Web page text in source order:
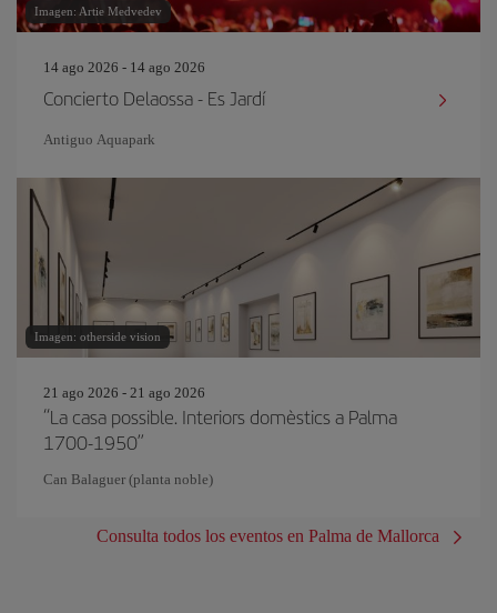
Imagen: Artie Medvedev
14 ago 2026 - 14 ago 2026
Concierto Delaossa - Es Jardí
Antiguo Aquapark
Imagen: otherside vision
21 ago 2026 - 21 ago 2026
“La casa possible. Interiors domèstics a Palma
1700-1950”
Can Balaguer (planta noble)
Consulta todos los eventos en Palma de Mallorca